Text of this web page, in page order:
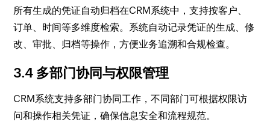
所有生成的凭证自动归档在CRM系统中，支持按客户、
订单、时间等多维度检索。系统自动记录凭证的生成、修
改、审批、归档等操作，方便业务追溯和合规检查。
3.4 多部门协同与权限管理
CRM系统支持多部门协同工作，不同部门可根据权限访
问和操作相关凭证，确保信息安全和流程规范。